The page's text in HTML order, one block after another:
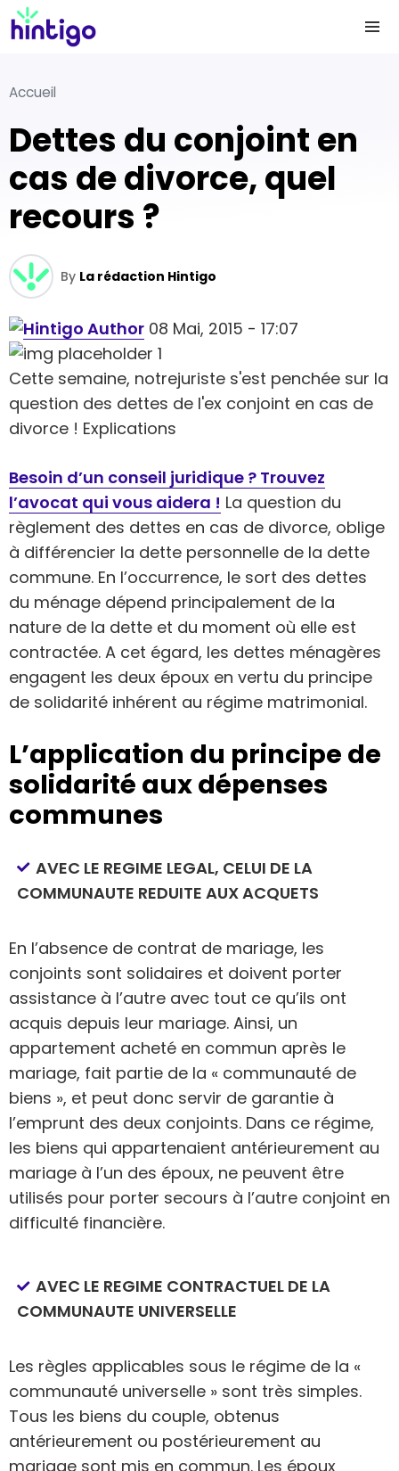
Accueil
Dettes du conjoint en
cas de divorce, quel
recours ?
By La rédaction Hintigo
08 Mai, 2015 - 17:07
Cette semaine, notrejuriste s'est penchée sur la
question des dettes de l'ex conjoint en cas de
divorce ! Explications
Besoin d’un conseil juridique ? Trouvez
l’avocat qui vous aidera ! La question du
règlement des dettes en cas de divorce, oblige
à différencier la dette personnelle de la dette
commune. En l’occurrence, le sort des dettes
du ménage dépend principalement de la
nature de la dette et du moment où elle est
contractée. A cet égard, les dettes ménagères
engagent les deux époux en vertu du principe
de solidarité inhérent au régime matrimonial.
L’application du principe de
solidarité aux dépenses
communes
AVEC LE REGIME LEGAL, CELUI DE LA
COMMUNAUTE REDUITE AUX ACQUETS
En l’absence de contrat de mariage, les
conjoints sont solidaires et doivent porter
assistance à l’autre avec tout ce qu’ils ont
acquis depuis leur mariage. Ainsi, un
appartement acheté en commun après le
mariage, fait partie de la « communauté de
biens », et peut donc servir de garantie à
l’emprunt des deux conjoints. Dans ce régime,
les biens qui appartenaient antérieurement au
mariage à l’un des époux, ne peuvent être
utilisés pour porter secours à l’autre conjoint en
difficulté financière.
AVEC LE REGIME CONTRACTUEL DE LA
COMMUNAUTE UNIVERSELLE
Les règles applicables sous le régime de la «
communauté universelle » sont très simples.
Tous les biens du couple, obtenus
antérieurement ou postérieurement au
mariage sont mis en commun. Les époux